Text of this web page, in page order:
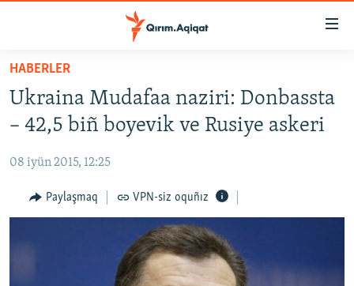
Esas
qaytmaq
Baş
qaytmaq
qaytmaq
HABERLER
CEMİYET
MEDENİYET
HABERLER
Ukraina Mudafaa naziri: Donbassta
– 42,5 biñ boyevik ve Rusiye askeri
08 iyün 2015, 12:25
Paylaşmaq VPN-siz oquñız